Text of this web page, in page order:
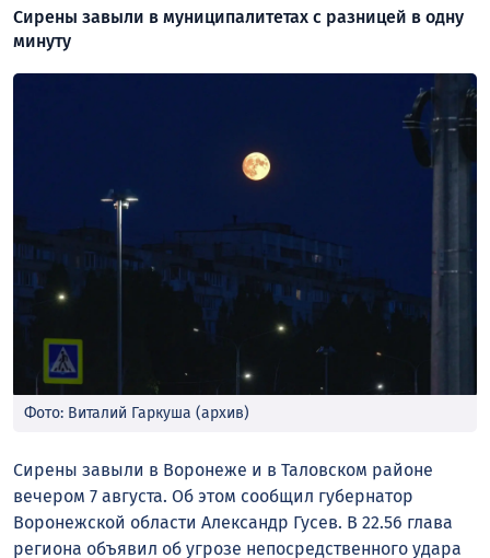
Сирены завыли в муниципалитетах с разницей в одну
минуту
Фото: Виталий Гаркуша (архив)
Сирены завыли в Воронеже и в Таловском районе
вечером 7 августа. Об этом сообщил губернатор
Воронежской области Александр Гусев. В 22.56 глава
региона объявил об угрозе непосредственного удара